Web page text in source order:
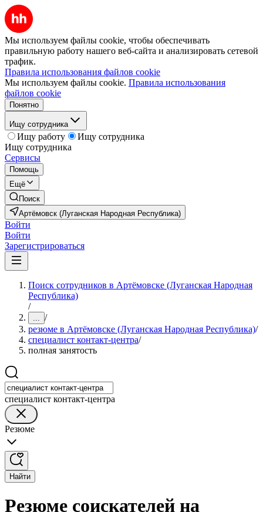
Мы используем файлы cookie, чтобы обеспечивать
правильную работу нашего веб-сайта и анализировать сетевой
трафик.
Правила использования файлов cookie
Мы используем файлы cookie. Правила использования
файлов cookie
Понятно
Ищу сотрудника
Ищу работу
Ищу сотрудника
Ищу сотрудника
Сервисы
Помощь
Ещё
Поиск
Артёмовск (Луганская Народная Республика)
Войти
Войти
Зарегистрироваться
Поиск сотрудников в Артёмовске (Луганская Народная
Республика)
/
... /
резюме в Артёмовске (Луганская Народная Республика)/
специалист контакт-центра/
полная занятость
специалист контакт-центра
Резюме
Найти
Резюме соискателей на